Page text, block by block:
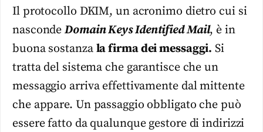
Il protocollo DKIM, un acronimo dietro cui si
nascondeDomain Keys Identified Mail, è in
buona sostanza la firma dei messaggi. Si
tratta del sistema che garantisce che un
messaggio arriva effettivamente dal mittente
che appare. Un passaggio obbligato che può
essere fatto da qualunque gestore di indirizzi